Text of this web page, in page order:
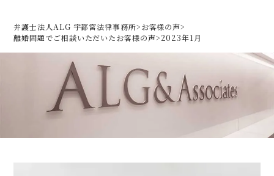
弁護士法人ALG 宇都宮法律事務所>お客様の声>
離婚問題でご相談いただいたお客様の声>2023年1月